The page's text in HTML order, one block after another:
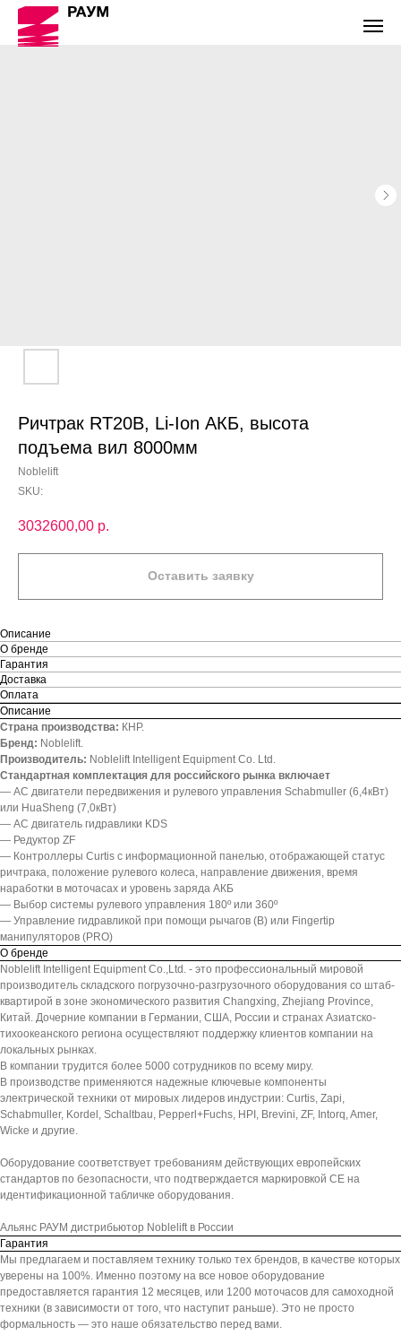
Ричтрак RT20B, Li-Ion АКБ, высота
подъема вил 8000мм
Noblelift
SKU:
3032600,00 р.
Оставить заявку
Описание
О бренде
Гарантия
Доставка
Оплата
Описание
Страна производства: КНР.
Бренд: Noblelift.
Производитель: Noblelift Intelligent Equipment Co. Ltd.
Стандартная комплектация для российского рынка включает
— АС двигатели передвижения и рулевого управления Schabmuller (6,4кВт)
или HuaSheng (7,0кВт)
— АС двигатель гидравлики KDS
— Редуктор ZF
— Контроллеры Curtis с информационной панелью, отображающей статус
ричтрака, положение рулевого колеса, направление движения, время
наработки в моточасах и уровень заряда АКБ
— Выбор системы рулевого управления 180º или 360º
— Управление гидравликой при помощи рычагов (B) или Fingertip
манипуляторов (PRO)
О бренде
Noblelift Intelligent Equipment Co.,Ltd. - это профессиональный мировой
производитель складского погрузочно-разгрузочного оборудования со штаб-
квартирой в зоне экономического развития Changxing, Zhejiang Province,
Китай. Дочерние компании в Германии, США, России и странах Азиатско-
тихоокеанского региона осуществляют поддержку клиентов компании на
локальных рынках.
В компании трудится более 5000 сотрудников по всему миру.
В производстве применяются надежные ключевые компоненты
электрической техники от мировых лидеров индустрии: Curtis, Zapi,
Schabmuller, Kordel, Schaltbau, Pepperl+Fuchs, HPI, Brevini, ZF, Intorq, Amer,
Wicke и другие.
Оборудование соответствует требованиям действующих европейских
стандартов по безопасности, что подтверждается маркировкой СЕ на
идентификационной табличке оборудования.
Альянс РАУМ дистрибьютор Noblelift в России
Гарантия
Мы предлагаем и поставляем технику только тех брендов, в качестве которых
уверены на 100%. Именно поэтому на все новое оборудование
предоставляется гарантия 12 месяцев, или 1200 моточасов для самоходной
техники (в зависимости от того, что наступит раньше). Это не просто
формальность — это наше обязательство перед вами.